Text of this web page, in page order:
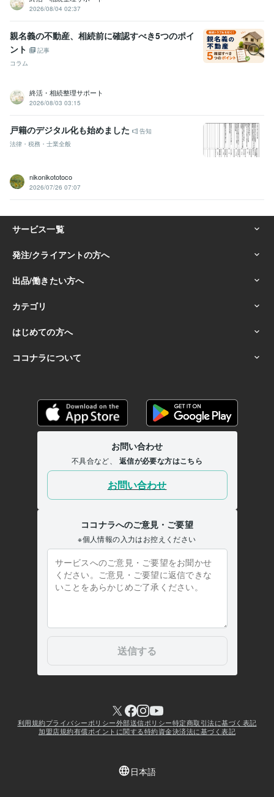
2026/08/04 02:37
親名義の不動産、相続前に確認すべき5つのポイ
ント
記事
コラム
終活・相続整理サポート
2026/08/03 03:15
戸籍のデジタル化も始めました
告知
法律・税務・士業全般
nikonikototoco
2026/07/26 07:07